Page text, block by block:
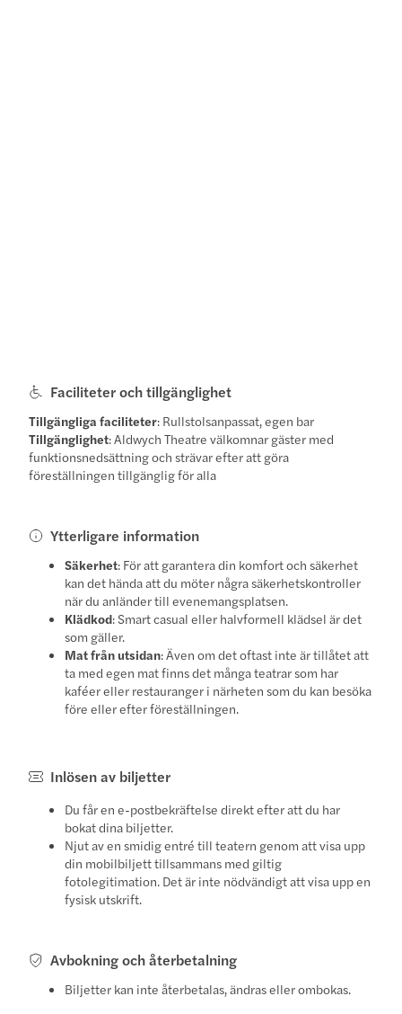
Faciliteter och tillgänglighet
Tillgängliga faciliteter: Rullstolsanpassat, egen bar
Tillgänglighet: Aldwych Theatre välkomnar gäster med
funktionsnedsättning och strävar efter att göra
föreställningen tillgänglig för alla
Ytterligare information
Säkerhet: För att garantera din komfort och säkerhet
kan det hända att du möter några säkerhetskontroller
när du anländer till evenemangsplatsen.
Klädkod: Smart casual eller halvformell klädsel är det
som gäller.
Mat från utsidan: Även om det oftast inte är tillåtet att
ta med egen mat finns det många teatrar som har
kaféer eller restauranger i närheten som du kan besöka
före eller efter föreställningen.
Inlösen av biljetter
Du får en e-postbekräftelse direkt efter att du har
bokat dina biljetter.
Njut av en smidig entré till teatern genom att visa upp
din mobilbiljett tillsammans med giltig
fotolegitimation. Det är inte nödvändigt att visa upp en
fysisk utskrift.
Avbokning och återbetalning
Biljetter kan inte återbetalas, ändras eller ombokas.